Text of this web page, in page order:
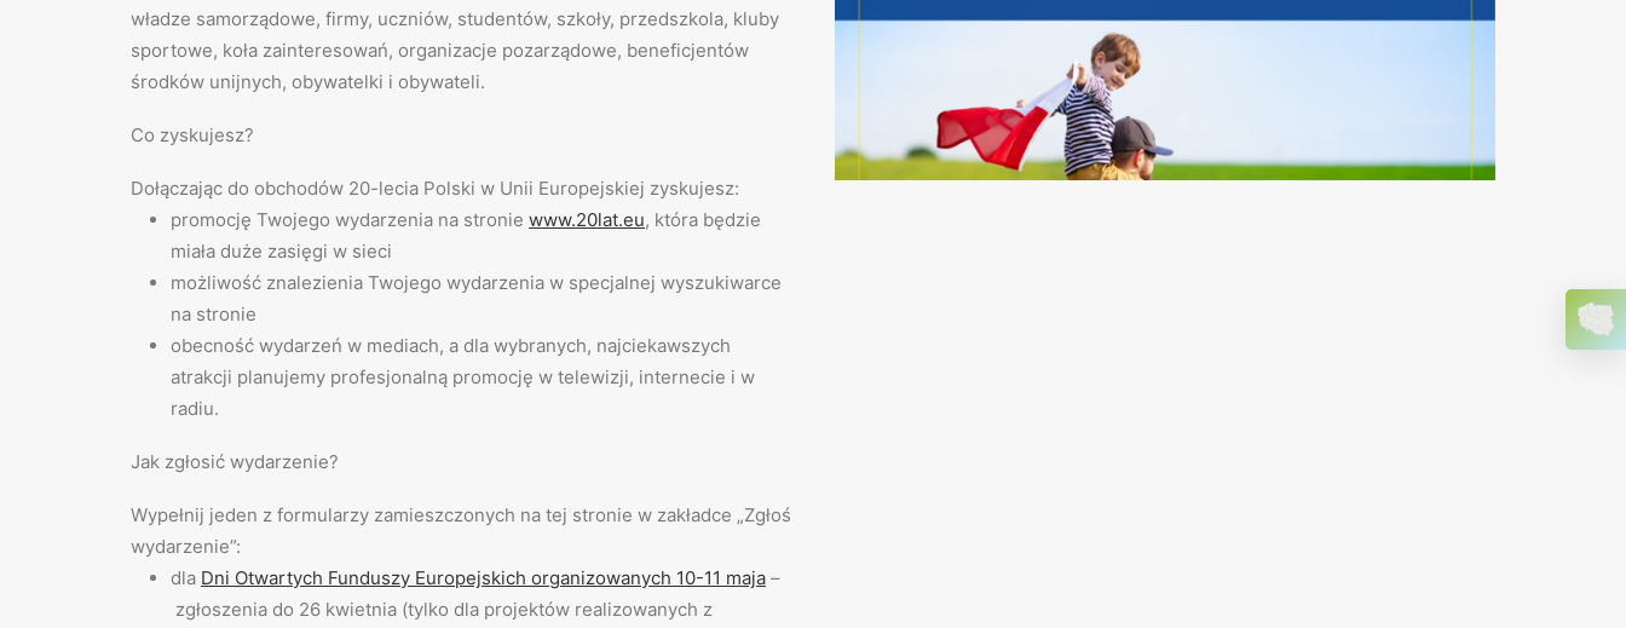
władze samorządowe, firmy, uczniów, studentów, szkoły, przedszkola, kluby
sportowe, koła zainteresowań, organizacje pozarządowe, beneficjentów
środków unijnych, obywatelki i obywateli.
Co zyskujesz?
Dołączając do obchodów 20-lecia Polski w Unii Europejskiej zyskujesz:
promocję Twojego wydarzenia na stronie www.20lat.eu, która będzie
miała duże zasięgi w sieci
możliwość znalezienia Twojego wydarzenia w specjalnej wyszukiwarce
na stronie
obecność wydarzeń w mediach, a dla wybranych, najciekawszych
atrakcji planujemy profesjonalną promocję w telewizji, internecie i w
radiu.
Jak zgłosić wydarzenie?
Wypełnij jeden z formularzy zamieszczonych na tej stronie w zakładce „Zgłoś
wydarzenie”:
dla Dni Otwartych Funduszy Europejskich organizowanych 10-11 maja –
zgłoszenia do 26 kwietnia (tylko dla projektów realizowanych z